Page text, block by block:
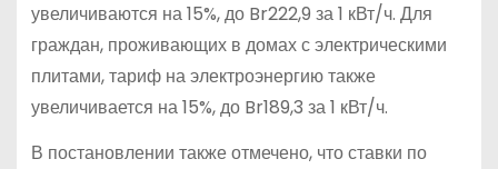
увеличиваются на 15%, до Br222,9 за 1 кВт/ч. Для
граждан, проживающих в домах с электрическими
плитами, тариф на электроэнергию также
увеличивается на 15%, до Br189,3 за 1 кВт/ч.
В постановлении также отмечено, что ставки по